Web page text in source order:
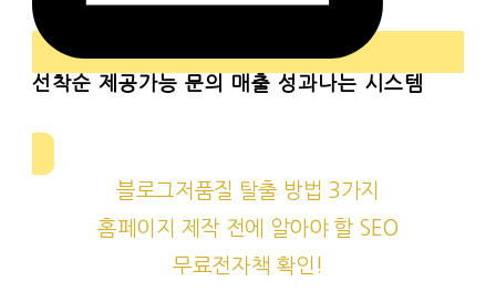
선착순제공가능 문의 매출 성과나는 시스템
블로그저품질 탈출 방법 3가지
홈페이지 제작 전에 알아야 할 SEO
무료전자책 확인!